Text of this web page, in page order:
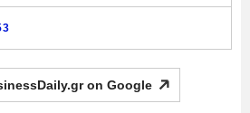
on Google